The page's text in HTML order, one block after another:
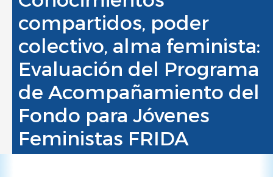
compartidos, poder
colectivo, alma feminista:
Evaluación del Programa
de Acompañamiento del
Fondo para Jóvenes
Feministas FRIDA